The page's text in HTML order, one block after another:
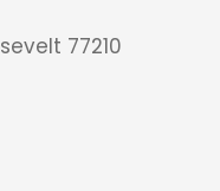
77210